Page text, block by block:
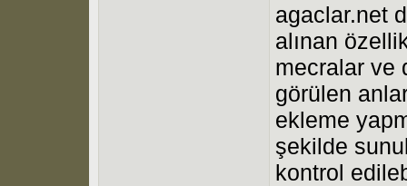
agaclar.net
alınan
mecralar ve
görülen
ekleme
şekilde
kontrol